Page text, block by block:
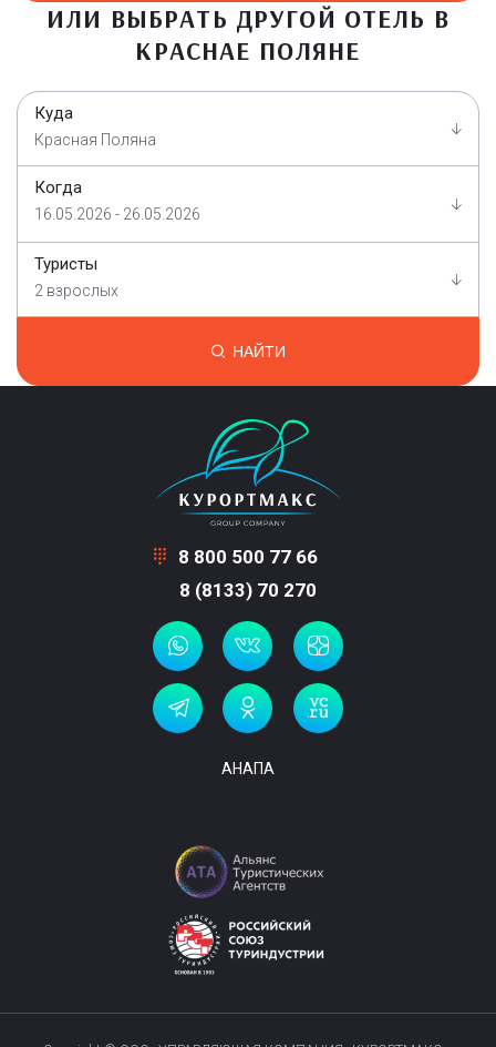
ИЛИ ВЫБРАТЬ ДРУГОЙ ОТЕЛЬ В
КРАСНАЕ ПОЛЯНЕ
Куда
Красная Поляна
Когда
16.05.2026 - 26.05.2026
Туристы
2 взрослых
НАЙТИ
8 800 500 77 66
8 (8133) 70 270
АНАПА